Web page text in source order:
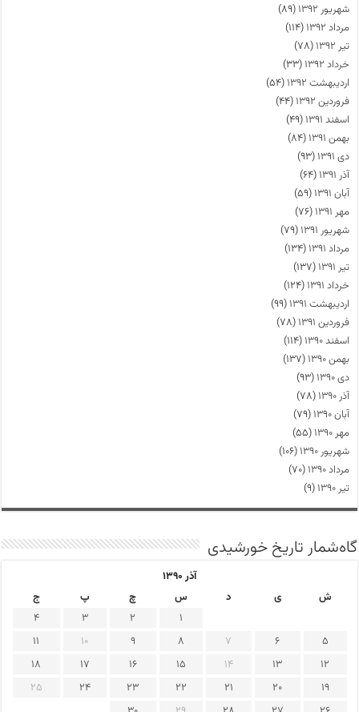
شهریور ۱۳۹۲
(۸۹)
مرداد ۱۳۹۲
(۱۱۴)
تیر ۱۳۹۲
(۷۸)
خرداد ۱۳۹۲
(۳۳)
اردیبهشت ۱۳۹۲
(۵۴)
فروردین ۱۳۹۲
(۴۴)
اسفند ۱۳۹۱
(۴۹)
بهمن ۱۳۹۱
(۸۴)
دی ۱۳۹۱
(۹۳)
آذر ۱۳۹۱
(۶۴)
آبان ۱۳۹۱
(۵۹)
مهر ۱۳۹۱
(۷۶)
شهریور ۱۳۹۱
(۷۹)
مرداد ۱۳۹۱
(۱۳۴)
تیر ۱۳۹۱
(۱۳۷)
خرداد ۱۳۹۱
(۱۲۴)
اردیبهشت ۱۳۹۱
(۹۹)
فروردین ۱۳۹۱
(۷۸)
اسفند ۱۳۹۰
(۱۱۴)
بهمن ۱۳۹۰
(۱۳۷)
دی ۱۳۹۰
(۹۳)
آذر ۱۳۹۰
(۷۸)
آبان ۱۳۹۰
(۷۹)
مهر ۱۳۹۰
(۵۵)
شهریور ۱۳۹۰
(۱۰۶)
مرداد ۱۳۹۰
(۷۰)
تیر ۱۳۹۰
(۹)
گاه‌شمار تاریخ خورشیدی
آذر ۱۳۹۰
ش
ی د س چ پ
ج
1
2
3
4
5
6
7
8
9
10
11
12
13
14
15
16
17
18
19
20
21
22
23
24
25